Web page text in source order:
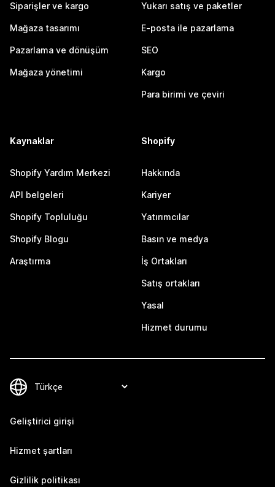
Siparişler ve kargo
Mağaza tasarımı
Pazarlama ve dönüşüm
Mağaza yönetimi
Yukarı satış ve paketler
E-posta ile pazarlama
SEO
Kargo
Para birimi ve çeviri
Kaynaklar
Shopify Yardım Merkezi
API belgeleri
Shopify Topluluğu
Shopify Blogu
Araştırma
Shopify
Hakkında
Kariyer
Yatırımcılar
Basın ve medya
İş Ortakları
Satış ortakları
Yasal
Hizmet durumu
Geliştirici girişi
Hizmet şartları
Gizlilik politikası